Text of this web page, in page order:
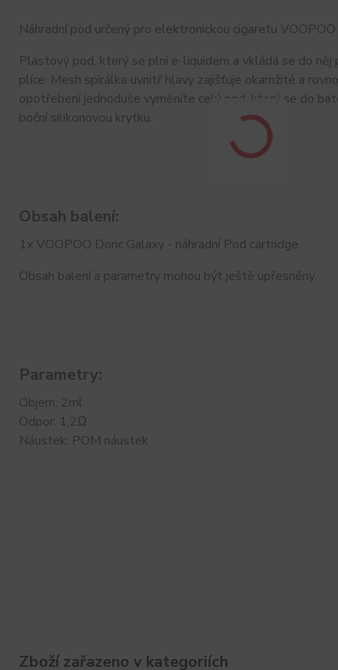
Náhradní pod určený pro elektronickou cigaretu VOOPOO
Plastový pod, který se plní e-liquidem a vkládá se do
plíce. Mesh spirálka uvnitř hlavy zajišťuje okamžité a
opotřebení jednoduše vyměníte celý pod, který se do
boční silikonovou krytku.
Obsah balení:
1x VOOPOO Doric Galaxy - náhradní Pod cartridge
Obsah balení a parametry mohou být ještě upřesněny.
Parametry:
Objem: 2ml
Odpor: 1,2Ω
Náustek: POM náustek
Zboží zařazeno v kategoriích